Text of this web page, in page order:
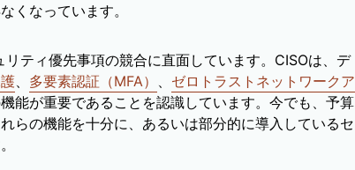
くなっています。
ティ優先事項の競合に直面しています。CISOは、デ
、 多要素認証（MFA） 、 ゼロトラストネットワークア
能が重要であることを認識しています。今でも、予算
らの機能を十分に、あるいは部分的に導入しているセ